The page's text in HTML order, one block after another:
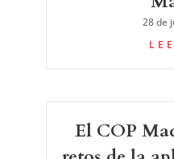
28 de
El COP